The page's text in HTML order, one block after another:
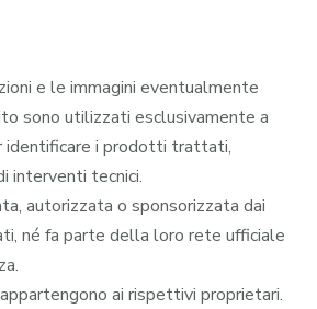
e le immagini eventualmente
sono utilizzati esclusivamente a
identificare i prodotti trattati,
interventi tecnici.
autorizzata o sponsorizzata dai
né fa parte della loro rete ufficiale
ai rispettivi proprietari.